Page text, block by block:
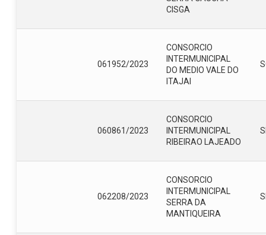
CISGA
061952/2023
CONSORCIO
INTERMUNICIPAL
DO MEDIO VALE DO
ITAJAI
060861/2023
CONSORCIO
INTERMUNICIPAL
RIBEIRAO LAJEADO
062208/2023
CONSORCIO
INTERMUNICIPAL
SERRA DA
MANTIQUEIRA